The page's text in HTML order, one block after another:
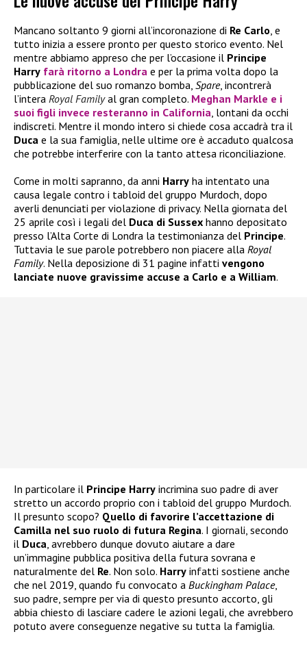
Mancano soltanto 9 giorni all’incoronazione di Re Carlo , e
tutto inizia a essere pronto per questo storico evento. Nel
mentre abbiamo appreso che per l’occasione il Principe
Harry farà ritorno a Londra e per la prima volta dopo la
pubblicazione del suo romanzo bomba, Spare, incontrerà
l’intera Royal Familyal gran completo. Meghan Markle e i
suoi figli invece resteranno in California , lontani da occhi
indiscreti. Mentre il mondo intero si chiede cosa accadrà tra il
Duca e la sua famiglia, nelle ultime ore è accaduto qualcosa
che potrebbe interferire con la tanto attesa riconciliazione.
Come in molti sapranno, da anni Harry ha intentato una
causa legale contro i tabloid del gruppo Murdoch, dopo
averli denunciati per violazione di privacy. Nella giornata del
25 aprile così i legali del Duca di Sussex hanno depositato
presso l’Alta Corte di Londra la testimonianza del Principe.
Tuttavia le sue parole potrebbero non piacere alla Royal
Family. Nella deposizione di 31 pagine infatti vengono
lanciate nuove gravissime accuse a Carlo e a William.
In particolare il Principe Harry incrimina suo padre di aver
stretto un accordo proprio con i tabloid del gruppo Murdoch.
Il presunto scopo? Quello di favorire l’accettazione di
Camilla nel suo ruolo di futura Regina. I giornali, secondo
il Duca , avrebbero dunque dovuto aiutare a dare
un’immagine pubblica positiva della futura sovrana e
naturalmente del Re. Non solo. Harry infatti sostiene anche
che nel 2019, quando fu convocato a Buckingham Palace,
suo padre, sempre per via di questo presunto accorto, gli
abbia chiesto di lasciare cadere le azioni legali, che avrebbero
potuto avere conseguenze negative su tutta la famiglia.